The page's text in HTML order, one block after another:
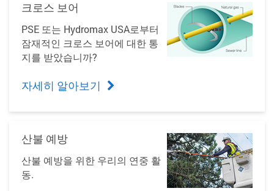
크로스 보어
PSE 또는 Hydromax USA로부터
잠재적인 크로스 보어에 대한 통
지를 받았습니까?
자세히 알아보기
산불 예방
산불 예방을 위한 우리의 연중 활
동.